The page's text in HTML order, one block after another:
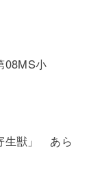
08MS小
生獣」 あら